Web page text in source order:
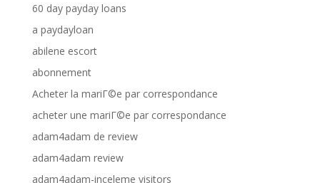
60 day payday loans
a paydayloan
abilene escort
abonnement
Acheter la mariГ©e par correspondance
acheter une mariГ©e par correspondance
adam4adam de review
adam4adam review
adam4adam-inceleme visitors